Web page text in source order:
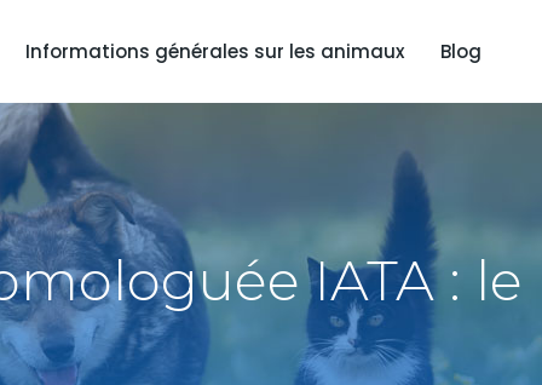
Informations générales sur les animaux Blog
IATA : le